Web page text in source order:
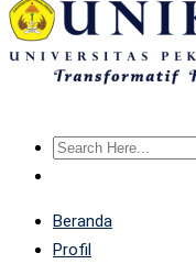
Beranda
Profil